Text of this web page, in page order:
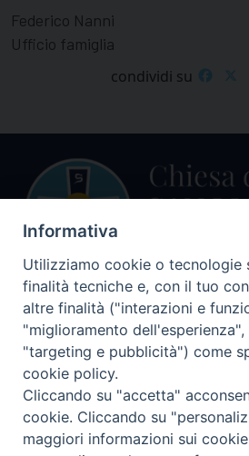
Federico Nanni
Ufficio famiglia
condividi su
Centralino Curia
0541 913711
Indirizzo
47864 PENNABILLI
Seguici su
Informativa
Utilizziamo cookie o tecnologie
finalità tecniche e, con il tuo
altre finalità ("interazioni e
"miglioramento
"targeting e pubblicità") come
cookie policy.
Cliccando su "accetta"
cookie. Cliccando su
maggiori informazioni sui